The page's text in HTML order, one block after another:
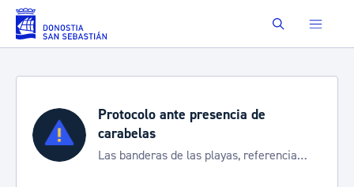
Saltar al contenido principal Buscar
Protocolo ante presencia de
carabelas
Las banderas de las playas, referencia